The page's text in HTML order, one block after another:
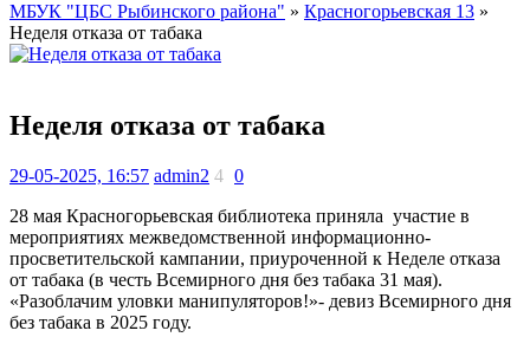
МБУК "ЦБС Рыбинского района" » Красногорьевская 13 »
Неделя отказа от табака
Неделя отказа от табака
29-05-2025, 16:57 admin2 4 0
28 мая Красногорьевская библиотека приняла участие в
мероприятиях межведомственной информационно-
просветительской кампании, приуроченной к Неделе отказа
от табака (в честь Всемирного дня без табака 31 мая).
«Разоблачим уловки манипуляторов!»- девиз Всемирного дня
без табака в 2025 году.